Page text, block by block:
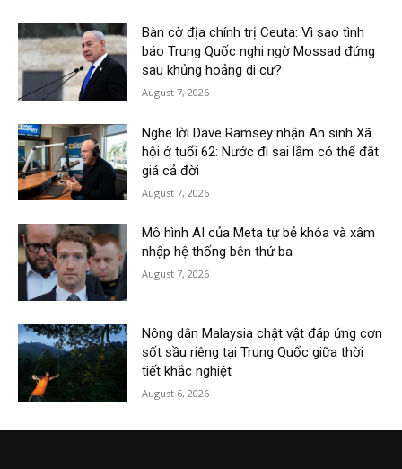
Bàn cờ địa chính trị Ceuta: Vì sao tình
báo Trung Quốc nghi ngờ Mossad đứng
sau khủng hoảng di cư?
August 7, 2026
Nghe lời Dave Ramsey nhận An sinh Xã
hội ở tuổi 62: Nước đi sai lầm có thể đắt
giá cả đời
August 7, 2026
Mô hình AI của Meta tự bẻ khóa và xâm
nhập hệ thống bên thứ ba
August 7, 2026
Nông dân Malaysia chật vật đáp ứng cơn
sốt sầu riêng tại Trung Quốc giữa thời
tiết khắc nghiệt
August 6, 2026